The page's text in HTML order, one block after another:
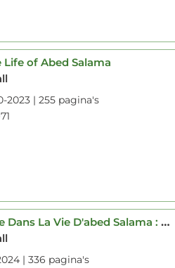
Life of Abed Salama
2023 | 255 pagina's
Une Journee Dans La Vie D'abed Salama : Anatomie D'une Tragedie A Jerusalem
| 336 pagina's